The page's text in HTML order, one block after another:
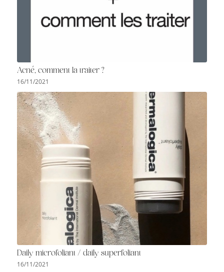
Acné, comment la traiter ?
16/11/2021
Daily microfoliant / daily superfoliant
16/11/2021